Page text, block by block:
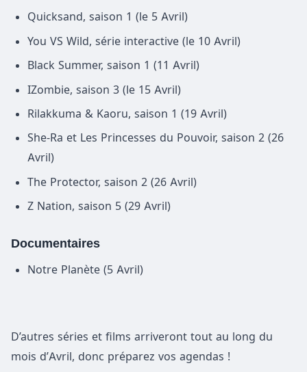
Quicksand, saison 1 (le 5 Avril)
You VS Wild, série interactive (le 10 Avril)
Black Summer, saison 1 (11 Avril)
IZombie, saison 3 (le 15 Avril)
Rilakkuma & Kaoru, saison 1 (19 Avril)
She-Ra et Les Princesses du Pouvoir, saison 2 (26
Avril)
The Protector, saison 2 (26 Avril)
Z Nation, saison 5 (29 Avril)
Documentaires
Notre Planète (5 Avril)
D’autres séries et films arriveront tout au long du
mois d’Avril, donc préparez vos agendas !